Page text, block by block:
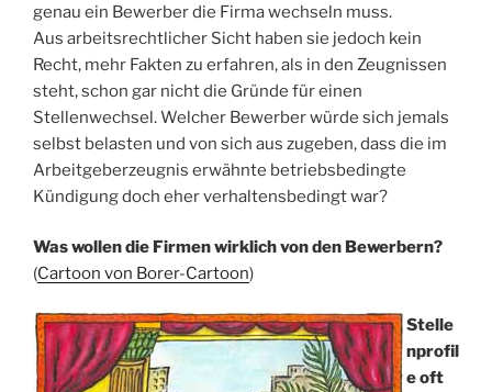
genau ein Bewerber die Firma wechseln muss.
Aus arbeitsrechtlicher Sicht haben sie jedoch kein
Recht, mehr Fakten zu erfahren, als in den Zeugnissen
steht, schon gar nicht die Gründe für einen
Stellenwechsel. Welcher Bewerber würde sich jemals
selbst belasten und von sich aus zugeben, dass die im
Arbeitgeberzeugnis erwähnte betriebsbedingte
Kündigung doch eher verhaltensbedingt war?
Was wollen die Firmen wirklich von den Bewerbern?
(Cartoon von Borer-Cartoon)
Stelle
nprofil
e oft